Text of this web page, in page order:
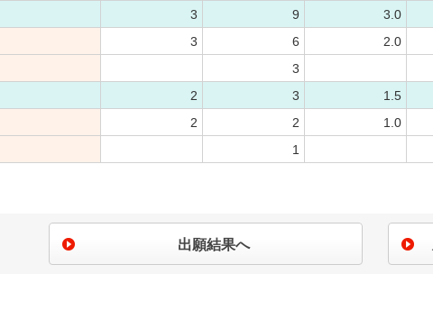
3 9 3.0
3 6 2.0
3
2 3 1.5
2 2 1.0
1
出願結果へ